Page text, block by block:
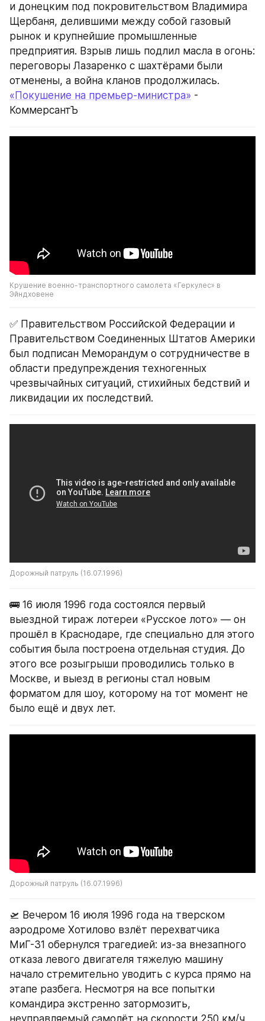
и донецким под покровительством Владимира
Щербаня, делившими между собой газовый
рынок и крупнейшие промышленные
предприятия. Взрыв лишь подлил масла в огонь:
переговоры Лазаренко с шахтёрами были
отменены, а война кланов продолжилась.
«Покушение на премьер-министра» -
КоммерсантЪ
Крушение военно-транспортного самолета «Геркулес» в
Эйндховене
✅ Правительством Российской Федерации и
Правительством Соединенных Штатов Америки
был подписан Меморандум о сотрудничестве в
области предупреждения техногенных
чрезвычайных ситуаций, стихийных бедствий и
ликвидации их последствий.
Дорожный патруль (16.07.1996)
🚌 16 июля 1996 года состоялся первый
выездной тираж лотереи «Русское лото» — он
прошёл в Краснодаре, где специально для этого
события была построена отдельная студия. До
этого все розыгрыши проводились только в
Москве, и выезд в регионы стал новым
форматом для шоу, которому на тот момент не
было ещё и двух лет.
Дорожный патруль (16.07.1996)
🛫 Вечером 16 июля 1996 года на тверском
аэродроме Хотилово взлёт перехватчика
МиГ-31 обернулся трагедией: из-за внезапного
отказа левого двигателя тяжелую машину
начало стремительно уводить с курса прямо на
этапе разбега. Несмотря на все попытки
командира экстренно затормозить,
неуправляемый самолёт на скорости 250 км/ч